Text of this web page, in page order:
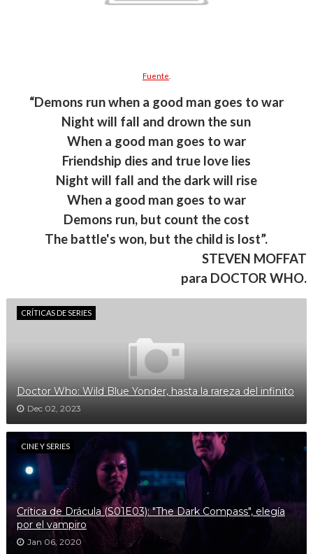
Fuente
“Demons run when a good man goes to war
Night will fall and drown the sun
When a good man goes to war
Friendship dies and true love lies
Night will fall and the dark will rise
When a good man goes to war
Demons run, but count the cost
The battle's won, but the child is lost”.
STEVEN MOFFAT
para DOCTOR WHO.
CRÍTICAS DE SERIES
Doctor Who: Wild Blue Yonder, hasta la rareza del infinito
Dec 02, 2023
CINE Y SERIES
Crítica de Drácula (S01E03): "The Dark Compass", elegía
por el vampiro
Jan 06, 2020